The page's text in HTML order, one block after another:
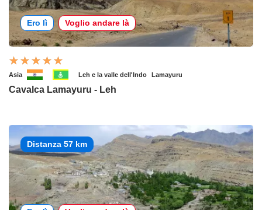
Ero lì Voglio andare là
Asia Leh e la valle dell'Indo Lamayuru
Cavalca Lamayuru - Leh
Distanza 57 km